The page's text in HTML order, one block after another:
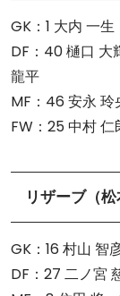
GK：1 大内 一生
DF：40 樋口
龍平
MF：46 安永
FW：25 中村
リザーブ（松
GK：16 村山 智
DF：27 二ノ